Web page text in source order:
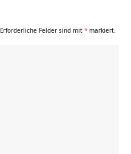
Erforderliche Felder sind mit * markiert.